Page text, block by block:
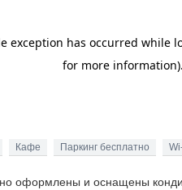
Кафе Паркинг бесплатно
оформлены и оснащены